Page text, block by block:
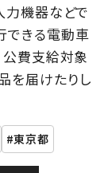
力機器などで
できる電動車
公費支給対象
を届けたりし
東京都